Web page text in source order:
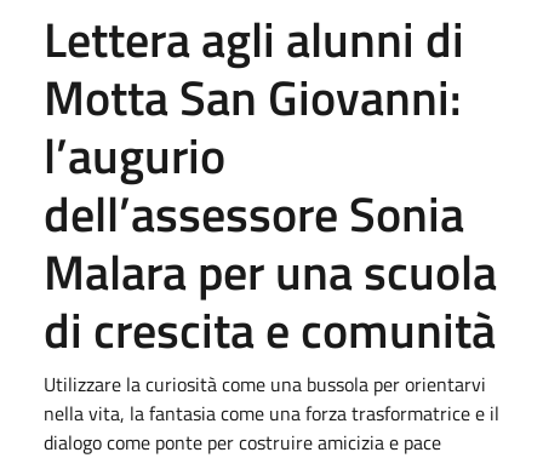
Lettera agli alunni di
Motta San Giovanni:
l’augurio
dell’assessore Sonia
Malara per una scuola
di crescita e comunità
Utilizzare la curiosità come una bussola per orientarvi
nella vita, la fantasia come una forza trasformatrice e il
dialogo come ponte per costruire amicizia e pace